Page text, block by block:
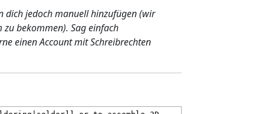
dich jedoch manuell hinzufügen (wir
bekommen). Sag einfach
einen Account mit Schreibrechten